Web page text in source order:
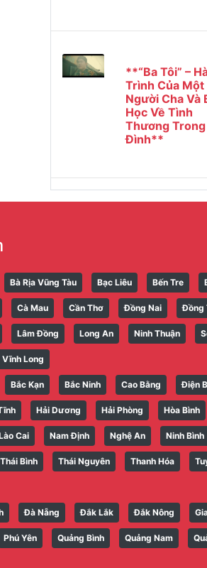
**“Ba Tôi” –
Trình Của Một
Người Cha Và
Học Về Tình
Thương Trong
Đình**
Bà Rịa Vũng Tàu Bạc Liêu Bến Tre
Cà Mau Cần Thơ Đồng Nai Đồng
Lâm Đồng Long An Ninh Thuận
Vĩnh Long
Bắc Kạn Bắc Ninh Cao Bằng Điện
Hải Dương Hải Phòng Hòa Bình
Cai Nam Định Nghệ An Ninh Bình
Thái Bình Thái Nguyên Thanh Hóa
Đà Nẵng Đắk Lắk Đắk Nông
Phú Yên Quảng Bình Quảng Nam